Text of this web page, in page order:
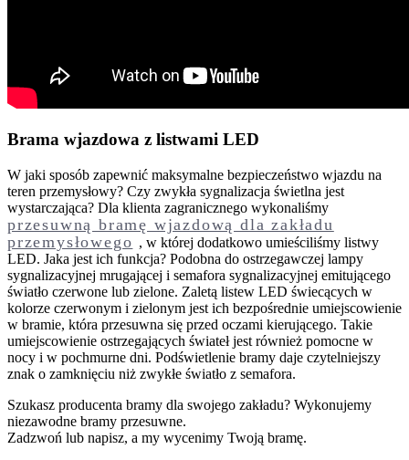
Brama wjazdowa z listwami LED
W jaki sposób zapewnić maksymalne bezpieczeństwo wjazdu na
teren przemysłowy? Czy zwykła sygnalizacja świetlna jest
wystarczająca? Dla klienta zagranicznego wykonaliśmy
przesuwną bramę wjazdową dla zakładu
przemysłowego , w której dodatkowo umieściliśmy listwy
LED. Jaka jest ich funkcja? Podobna do ostrzegawczej lampy
sygnalizacyjnej mrugającej i semafora sygnalizacyjnej emitującego
światło czerwone lub zielone. Zaletą listew LED świecących w
kolorze czerwonym i zielonym jest ich bezpośrednie umiejscowienie
w bramie, która przesuwna się przed oczami kierującego. Takie
umiejscowienie ostrzegających świateł jest również pomocne w
nocy i w pochmurne dni. Podświetlenie bramy daje czytelniejszy
znak o zamknięciu niż zwykłe światło z semafora.
Szukasz producenta bramy dla swojego zakładu? Wykonujemy
niezawodne bramy przesuwne.
Zadzwoń lub napisz, a my wycenimy Twoją bramę.